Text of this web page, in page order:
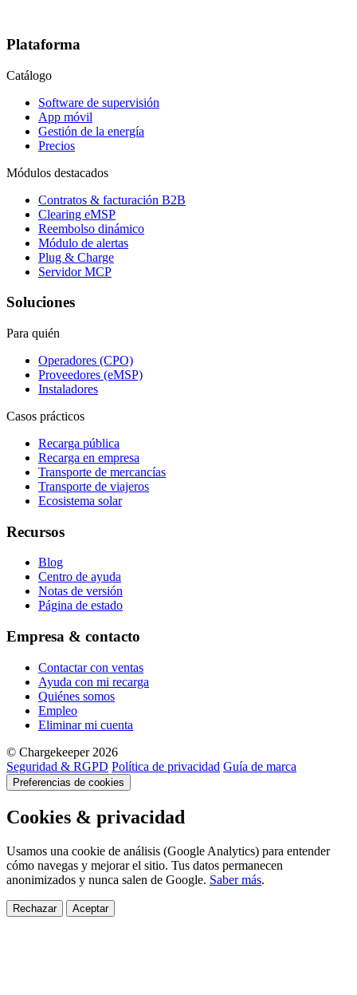
Plataforma
Catálogo
Software de supervisión
App móvil
Gestión de la energía
Precios
Módulos destacados
Contratos & facturación B2B
Clearing eMSP
Reembolso dinámico
Módulo de alertas
Plug & Charge
Servidor MCP
Soluciones
Para quién
Operadores (CPO)
Proveedores (eMSP)
Instaladores
Casos prácticos
Recarga pública
Recarga en empresa
Transporte de mercancías
Transporte de viajeros
Ecosistema solar
Recursos
Blog
Centro de ayuda
Notas de versión
Página de estado
Empresa & contacto
Contactar con ventas
Ayuda con mi recarga
Quiénes somos
Empleo
Eliminar mi cuenta
© Chargekeeper 2026
Seguridad & RGPD Política de privacidad Guía de marca
Preferencias de cookies
Cookies & privacidad
Usamos una cookie de análisis (Google Analytics) para entender
cómo navegas y mejorar el sitio. Tus datos permanecen
anonimizados y nunca salen de Google. Saber más.
Rechazar Aceptar